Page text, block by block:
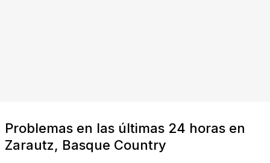
Problemas en las últimas 24 horas en
Zarautz, Basque Country